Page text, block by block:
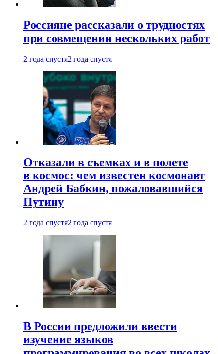
Россияне рассказали о трудностях
при совмещении нескольких работ
2 года спустя2 года спустя
Отказали в съемках и в полете
в космос: чем известен космонавт
Андрей Бабкин, пожаловавшийся
Путину
2 года спустя2 года спустя
В России предложили ввести
изучение языков